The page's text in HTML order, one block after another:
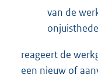
van de
reageert de
een nieuw of